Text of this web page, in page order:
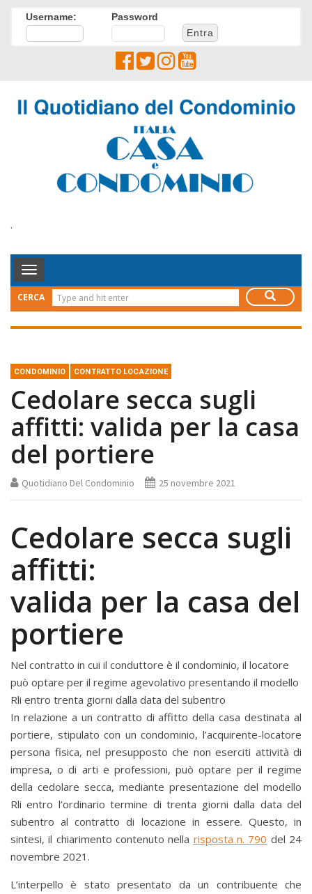
Username: Password
.
Toggle
Navigation
CERCA
CONDOMINIO CONTRATTO LOCAZIONE
Cedolare secca sugli
affitti: valida per la casa
del portiere
Quotidiano Del Condominio 25 novembre 2021
Cedolare secca sugli
affitti:
valida per la casa del
portiere
Nel contratto in cui il conduttore è il condominio, il locatore
può optare per il regime agevolativo presentando il modello
Rli entro trenta giorni dalla data del subentro
In relazione a un contratto di affitto della casa destinata al
portiere, stipulato con un condominio, l’acquirente-locatore
persona fisica, nel presupposto che non eserciti attività di
impresa, o di arti e professioni, può optare per il regime
della cedolare secca, mediante presentazione del modello
Rli entro l’ordinario termine di trenta giorni dalla data del
subentro al contratto di locazione in essere. Questo, in
sintesi, il chiarimento contenuto nella risposta n. 790 del 24
novembre 2021.
L’interpello è stato presentato da un contribuente che